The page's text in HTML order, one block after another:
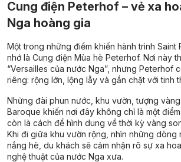
Cung điện Peterhof – vẻ xa
Nga hoàng gia
Một trong những điểm khiến hành trình Saint
nhớ là Cung điện Mùa hè Peterhof. Nơi này
“Versailles của nước Nga”, nhưng Peterhof
riêng: rộng lớn, lộng lẫy và gắn chặt với tinh
Những đài phun nước, khu vườn, tượng
Baroque khiến nơi đây không chỉ là một
còn là cách để hình dung về thời kỳ vàng
Khi đi giữa khu vườn rộng, nhìn những dòng
nắng hè, du khách sẽ cảm nhận rõ sự xa
nghệ thuật của nước Nga xưa.